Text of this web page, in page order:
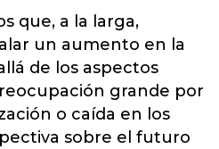
que, a la larga,
un aumento en la
de los aspectos
grande por
o caída en los
sobre el futuro